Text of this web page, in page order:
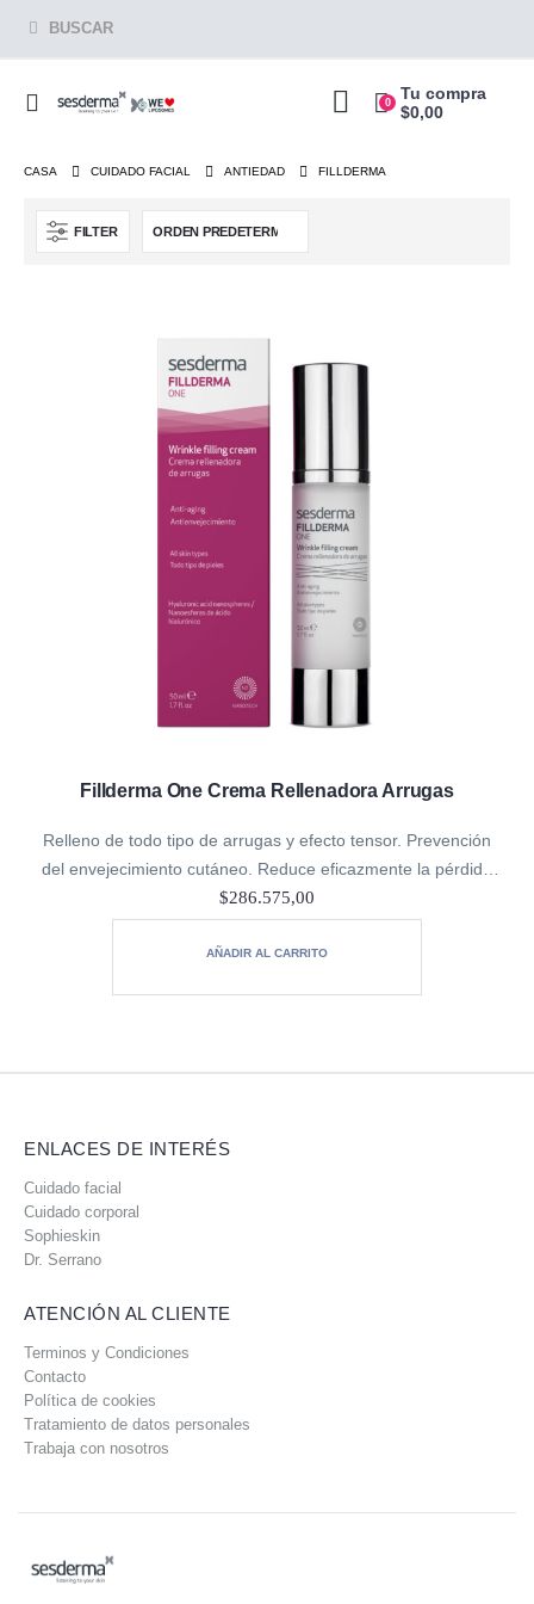
BUSCAR
0
Tu compra
$0,00
CASA CUIDADO FACIAL ANTIEDAD FILLDERMA
FILTER
Fillderma One Crema Rellenadora Arrugas
Relleno de todo tipo de arrugas y efecto tensor. Prevención
del envejecimiento cutáneo. Reduce eficazmente la pérdida
de colágeno, elastina y ácido hialurónico en la piel, mitigando
visiblemente los signos…
$286.575,00
AÑADIR AL CARRITO
ENLACES DE INTERÉS
Cuidado facial
Cuidado corporal
Sophieskin
Dr. Serrano
ATENCIÓN AL CLIENTE
Terminos y Condiciones
Contacto
Política de cookies
Tratamiento de datos personales
Trabaja con nosotros